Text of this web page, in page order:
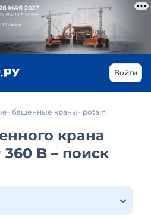
Войти
башенные краны potain
крана
B – поиск